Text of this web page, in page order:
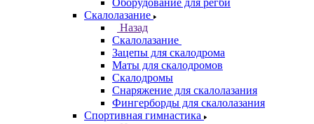
Оборудование для регби
Скалолазание
Назад
Скалолазание
Зацепы для скалодрома
Маты для скалодромов
Скалодромы
Снаряжение для скалолазания
Фингерборды для скалолазания
Спортивная гимнастика